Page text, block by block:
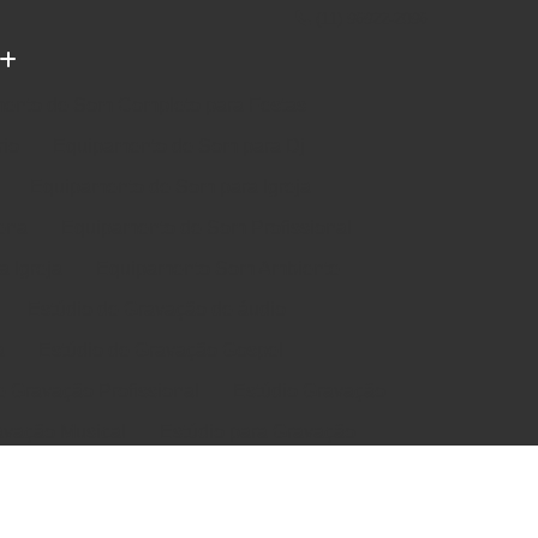
Música em Estúdio